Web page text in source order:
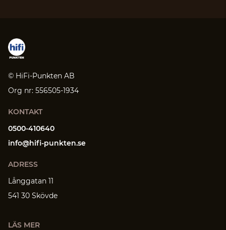
© HiFi-Punkten AB
Org nr: 556505-1934
KONTAKT
0500-410640
info@hifi-punkten.se
ADRESS
Långgatan 11
541 30 Skövde
LÄS MER